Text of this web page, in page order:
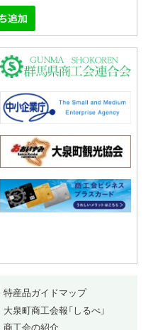
特産品ガイドマップ
大泉町商工会報「しるべ」
商工会の紹介